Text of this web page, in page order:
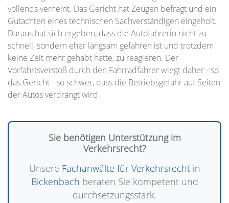
vollends verneint. Das Gericht hat Zeugen befragt und ein
Gutachten eines technischen Sachverständigen eingeholt.
Daraus hat sich ergeben, dass die Autofahrerin nicht zu
schnell, sondern eher langsam gefahren ist und trotzdem
keine Zeit mehr gehabt hatte, zu reagieren. Der
Vorfahrtsverstoß durch den Fahrradfahrer wiegt daher - so
das Gericht - so schwer, dass die Betriebsgefahr auf Seiten
der Autos verdrängt wird.
Sie benötigen Unterstützung im
Verkehrsrecht?
Unsere Fachanwälte für Verkehrsrecht in
Bickenbach beraten Sie kompetent und
durchsetzungsstark.